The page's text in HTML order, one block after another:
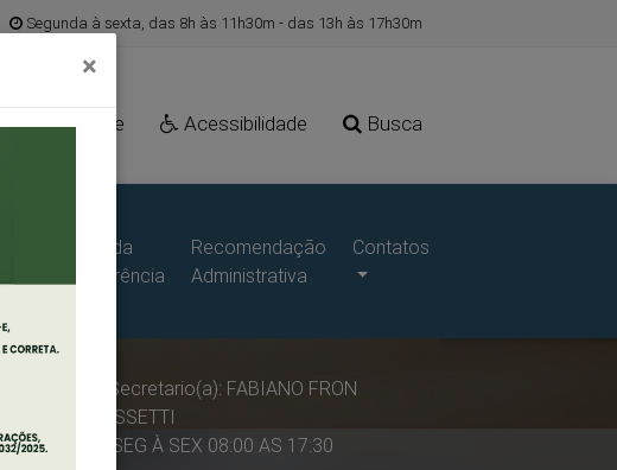
Segunda à sexta, das 8h às 11h30m - das 13h às 17h30m
Busca
Acessibilidade
Mapa do Site
Portais da
Transparência
Recomendação
Administrativa
Contatos
Secretario(a): FABIANO FRON
BASSETTI
SEG À SEX 08:00 AS 17:30
×